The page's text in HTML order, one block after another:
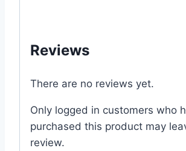
Reviews
There are no reviews yet.
Only logged in customers who
purchased this product may
review.